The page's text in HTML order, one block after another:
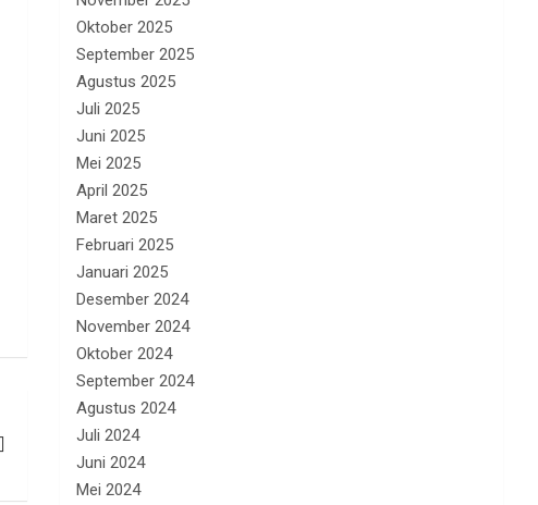
Oktober 2025
September 2025
Agustus 2025
Juli 2025
Juni 2025
Mei 2025
April 2025
Maret 2025
Februari 2025
Januari 2025
Desember 2024
November 2024
Oktober 2024
September 2024
Agustus 2024
Juli 2024
Juni 2024
Mei 2024